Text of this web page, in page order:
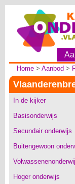
Home> Aanbod >
In de kijker
Basisonderwijs
Secundair onderwijs
Buitengewoon
Hoger onderwijs